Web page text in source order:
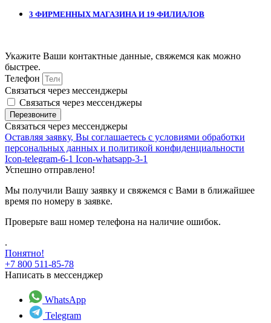
3 ФИРМЕННЫХ МАГАЗИНА И 19 ФИЛИАЛОВ
Укажите Ваши контактные данные, свяжемся как можно
быстрее.
Телефон
Связаться через мессенджеры
Связаться через мессенджеры
Перезвоните
Связаться через мессенджеры
Оставляя заявку, Вы соглашаетесь с условиями обработки
персональных данных и политикой конфиденциальности
Icon-telegram-6-1 Icon-whatsapp-3-1
Успешно отправлено!
Мы получили Вашу заявку и свяжемся с Вами в ближайшее
время по номеру в заявке.
Проверьте ваш номер телефона на наличие ошибок.
.
Понятно!
+7 800 511-85-78
Написать в мессенджер
WhatsApp
Telegram